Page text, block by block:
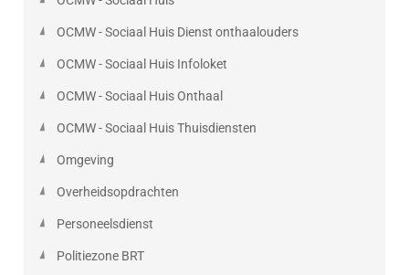
OCMW - Sociaal Huis Dienst onthaalouders
OCMW - Sociaal Huis Infoloket
OCMW - Sociaal Huis Onthaal
OCMW - Sociaal Huis Thuisdiensten
Omgeving
Overheidsopdrachten
Personeelsdienst
Politiezone BRT